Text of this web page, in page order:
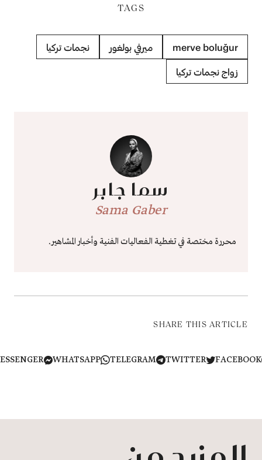
TAGS
merve boluğur ميرفي بولغور نجمات تركيا
زواج نجمات تركيا
سما جابر
Sama Gaber
محررة مختصة في تغطية الفعاليات الفنية وأخبار المشاهير.
SHARE THIS ARTICLE
TWITTER
TELEGRAM
WHATSAPP
MESSENGER